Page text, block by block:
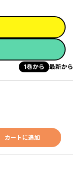
1巻から 最新から
カートに追加